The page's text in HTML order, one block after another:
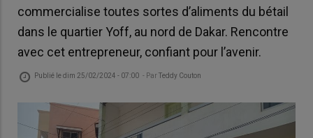
commercialise toutes sortes d’aliments du bétail
dans le quartier Yoff, au nord de Dakar. Rencontre
avec cet entrepreneur, confiant pour l’avenir.
Publié ledim 25/02/2024 - 07:00 - ParTeddy Couton